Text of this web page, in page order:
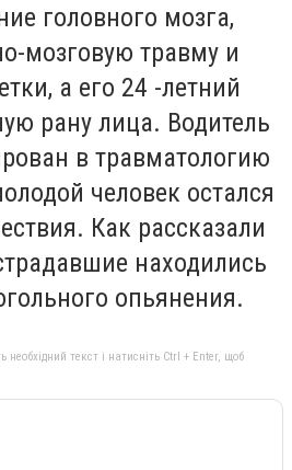
головного мозга,
мозговую травму и
а его 24 -летний
рану лица. Водитель
в травматологию
человек остался
Как рассказали
находились
опьянения.
текст і натисніть Ctrl + Enter, щоб